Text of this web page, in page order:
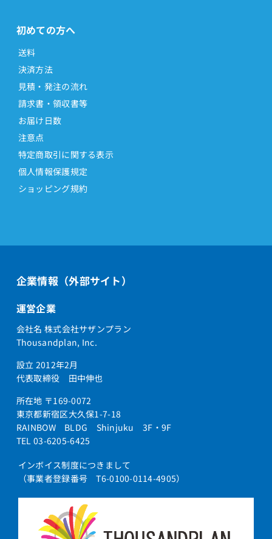
初めての方へ
送料
決済方法
見積・発注の流れ
請求書・領収書等
お届け日数
注意点
特定商取引に関する表示
個人情報保護規定
ショッピング規約
企業情報（外部サイト）
運営企業
会社名 株式会社サザンプラン
Thousandplan, Inc.
設立 2012年2月
代表取締役 田中伸也
所在地 〒169-0072
東京都新宿区大久保1-7-18
RAINBOW BLDG Shinjuku 3F・9F
TEL 03-6205-6425
インボイス制度につきまして
（事業者登録番号 T6-0100-0114-4905）